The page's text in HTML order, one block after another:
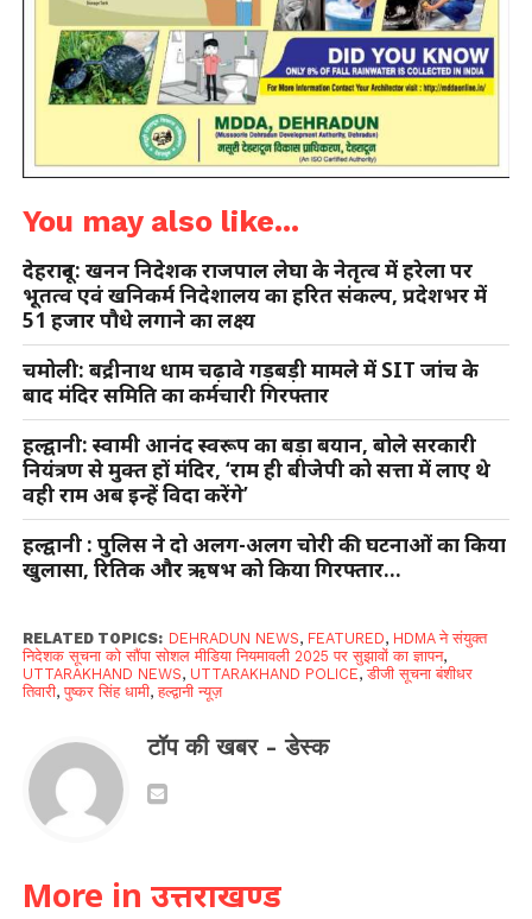
You may also like...
देहरादून: खनन निदेशक राजपाल लेघा के नेतृत्व में हरेला पर
भूतत्व एवं खनिकर्म निदेशालय का हरित संकल्प, प्रदेशभर में
51 हजार पौधे लगाने का लक्ष्य
चमोली: बद्रीनाथ धाम चढ़ावे गड़बड़ी मामले में SIT जांच के
बाद मंदिर समिति का कर्मचारी गिरफ्तार
हल्द्वानी: स्वामी आनंद स्वरूप का बड़ा बयान, बोले सरकारी
नियंत्रण से मुक्त हों मंदिर, ‘राम ही बीजेपी को सत्ता में लाए थे
वही राम अब इन्हें विदा करेंगे’
हल्द्वानी : पुलिस ने दो अलग-अलग चोरी की घटनाओं का किया
खुलासा, रितिक और ऋषभ को किया गिरफ्तार…
RELATED TOPICS: DEHRADUN NEWS, FEATURED, HDMA ने संयुक्त
निदेशक सूचना को सौंपा सोशल मीडिया नियमावली 2025 पर सुझावों का ज्ञापन,
UTTARAKHAND NEWS, UTTARAKHAND POLICE,डीजी सूचना बंशीधर
तिवारी,पुष्कर सिंह धामी,हल्द्वानी न्यूज़
टॉप की खबर - डेस्क
More in उत्तराखण्ड